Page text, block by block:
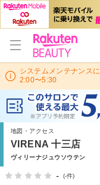
システムメンテナンス
2:00〜5:30
地図・アクセス
VIRENA 十三店
ヴィリーナジュウソウテン
- (-件)